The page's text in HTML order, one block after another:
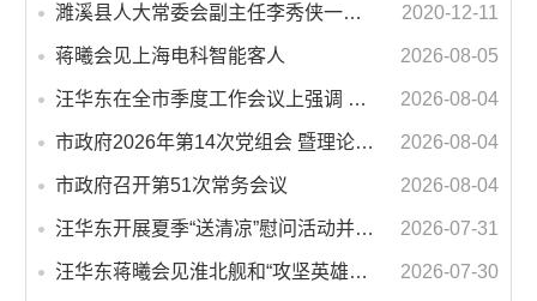
濉溪县人大常委会副主任李秀侠一行调研城乡客运一体化和治超工作 2020-12-11
蒋曦会见上海电科智能客人 2026-08-05
汪华东在全市季度工作会议上强调 锚定打好“三仗”任务和年度预期目标不动摇 在全市上下掀起比学赶超争先进位的攻坚热潮 2026-08-04
市政府2026年第14次党组会 暨理论学习中心组学习会议召开 蒋曦主持会议并讲话 2026-08-04
市政府召开第51次常务会议 2026-08-04
汪华东开展夏季“送清凉”慰问活动并调研专门教育工作 落实落细防暑降温措施 用心用情关爱一线职工 2026-07-31
汪华东蒋曦会见淮北舰和“攻坚英雄连”官兵代表 2026-07-30